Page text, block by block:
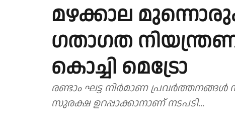
മഴക്കാല
ഗതാഗത
കൊച്ചി മെട്രോ
രണ്ടാം ഘട്ട നിർമാണ
സുരക്ഷ ഉറപ്പാക്കാനാണ് നടപടി...